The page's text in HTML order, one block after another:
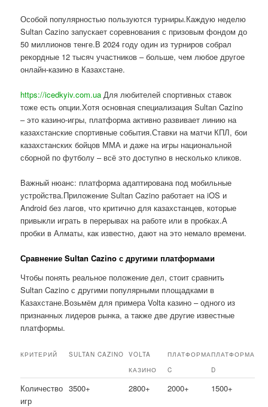
Особой популярностью пользуются турниры.Каждую неделю
Sultan Cazino запускает соревнования с призовым фондом до
50 миллионов тенге.В 2024 году один из турниров собрал
рекордные 12 тысяч участников – больше, чем любое другое
онлайн-казино в Казахстане.
https://icedkyiv.com.ua Для любителей спортивных ставок
тоже есть опции.Хотя основная специализация Sultan Cazino
– это казино-игры, платформа активно развивает линию на
казахстанские спортивные события.Ставки на матчи КПЛ, бои
казахстанских бойцов ММА и даже на игры национальной
сборной по футболу – всё это доступно в несколько кликов.
Важный нюанс: платформа адаптирована под мобильные
устройства.Приложение Sultan Cazino работает на iOS и
Android без лагов, что критично для казахстанцев, которые
привыкли играть в перерывах на работе или в пробках.А
пробки в Алматы, как известно, дают на это немало времени.
Сравнение Sultan Cazino с другими платформами
Чтобы понять реальное положение дел, стоит сравнить
Sultan Cazino с другими популярными площадками в
Казахстане.Возьмём для примера Volta казино – одного из
признанных лидеров рынка, а также две другие известные
платформы.
КРИТЕРИЙ SULTAN CAZINO
VOLTA
КАЗИНО
ПЛАТФОРМА
C
ПЛАТФОРМА
D
Количество
игр
3500+ 2800+ 2000+ 1500+